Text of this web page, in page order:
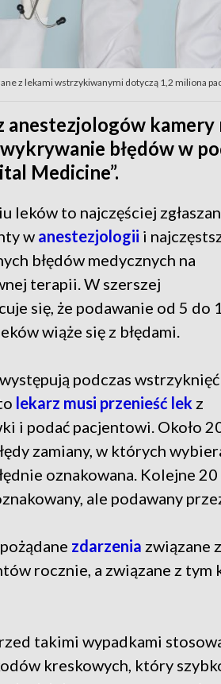
z lekami wstrzykiwanymi dotyczą 1,2 miliona
anestezjologów
błędów w
Medicine”.
leków to najczęściej
w anestezjologii i
błędów medycznych na
terapii. W szerszej
się, że podawanie od 5 do
wiąże się z błędami.
podczas wstrzyknięć
lekarz musi przenieść lek z
i podać pacjentowi. Około
zamiany, w których
oznakowana. Kolejne
ale podawany
zdarzenia związane
rocznie, a związane z
takimi wypadkami
kreskowych, który